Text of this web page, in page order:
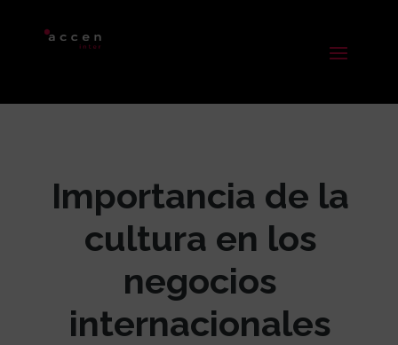
Importancia de la
cultura en los
negocios
internacionales​